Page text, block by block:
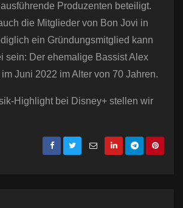
Produzenten beteiligt.
die Mitglieder von Bon Jovi in
ein Gründungsmitglied kann
sein: Der ehemalige Bassist Alex
Juni 2022 im Alter von 70 Jahren.
Highlight bei Disney+ stellen wir